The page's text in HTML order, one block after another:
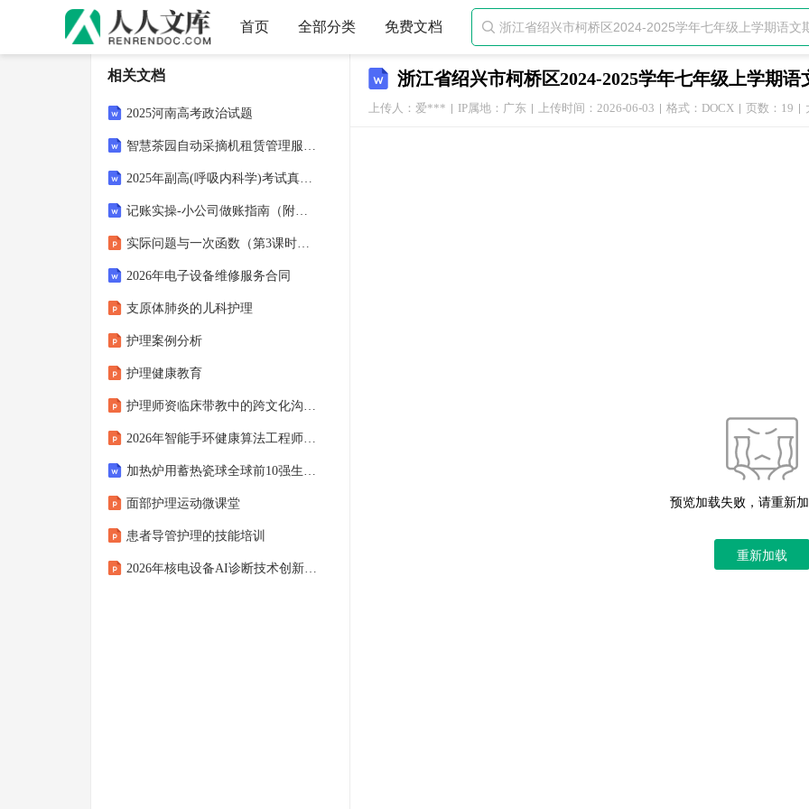
首页 全部分类 免费文档 
浙江省绍兴市柯桥区2024-2025学年七年级上学期
上传人：爱*** IP属地：广东 上传时间：2026-06-03 格式：DOCX 页数：19
预览加载失败，请重新
重新加载
相关文档
2025河南高考政治试题
智慧茶园自动采摘机租赁管理服务续费2025年的合同协议
2025年副高(呼吸内科学)考试真题卷(含答案)
记账实操-小公司做账指南（附分录实例）
实际问题与一次函数（第3课时）课件2025-2026学年人教版八年级数学下册
2026年电子设备维修服务合同
支原体肺炎的儿科护理
护理案例分析
护理健康教育
护理师资临床带教中的跨文化沟通与协作
2026年智能手环健康算法工程师职业转型准备
加热炉用蓄热瓷球全球前10强生产商排名及市场份额（by QYResearch）
面部护理运动微课堂
患者导管护理的技能培训
2026年核电设备AI诊断技术创新案例